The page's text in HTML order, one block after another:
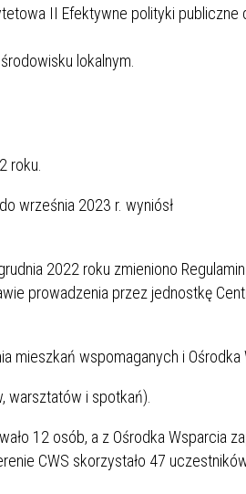
II Efektywne polityki publiczne
w środowisku
12 października 2022
września 2023 r. wyniósł
2022 roku zmieniono
prowadzenia przez jednostkę
mieszkań wspomaganych i Ośrodka
warsztatów i spotkań).
12 osób, a z Ośrodka Wsparcia
CWS skorzystało 47